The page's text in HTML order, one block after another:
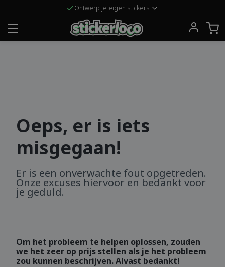
Ontwerp je eigen stickers!
Oeps, er is iets
misgegaan!
Er is een onverwachte fout opgetreden.
Onze excuses hiervoor en bedankt voor
je geduld.
Om het probleem te helpen oplossen, zouden
we het zeer op prijs stellen als je het probleem
zou kunnen beschrijven. Alvast bedankt!